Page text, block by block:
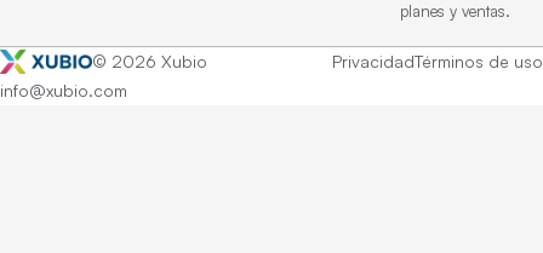
planes y ventas.
© 2026 Xubio PrivacidadTérminos de uso
info@xubio.com